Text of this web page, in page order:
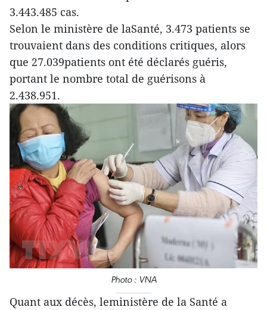
3.443.485 cas.
Selon le ministère de laSanté, 3.473 patients se
trouvaient dans des conditions critiques, alors
que 27.039patients ont été déclarés guéris,
portant le nombre total de guérisons à
2.438.951.
Photo : VNA
Quant aux décès, leministère de la Santé a